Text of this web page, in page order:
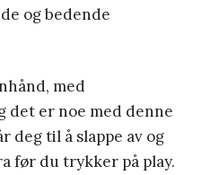
og bedende
med
det er noe med denne
deg til å slappe av og
før du trykker på play.